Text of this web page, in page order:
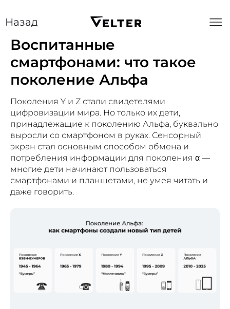
Воспитанные
смартфонами: что такое
поколение Альфа
Поколения Y и Z стали свидетелями
цифровизации мира. Но только их дети,
принадлежащие к поколению Альфа, буквально
выросли со смартфоном в руках. Сенсорный
экран стал основным способом обмена и
потребления информации для поколения α —
многие дети начинают пользоваться
смартфонами и планшетами, не умея читать и
даже говорить.